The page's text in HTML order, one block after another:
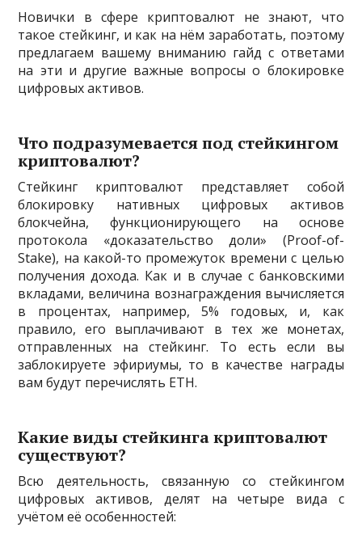
Новички в сфере криптовалют не знают, что
такое стейкинг, и как на нём заработать, поэтому
предлагаем вашему вниманию гайд с ответами
на эти и другие важные вопросы о блокировке
цифровых активов.
Что подразумевается под стейкингом
криптовалют?
Стейкинг криптовалют представляет собой
блокировку нативных цифровых активов
блокчейна, функционирующего на основе
протокола «доказательство доли» (Proof-of-
Stake), на какой-то промежуток времени с целью
получения дохода. Как и в случае с банковскими
вкладами, величина вознаграждения вычисляется
в процентах, например, 5% годовых, и, как
правило, его выплачивают в тех же монетах,
отправленных на стейкинг. То есть если вы
заблокируете эфириумы, то в качестве награды
вам будут перечислять ETH.
Какие виды стейкинга криптовалют
существуют?
Всю деятельность, связанную со стейкингом
цифровых активов, делят на четыре вида с
учётом её особенностей: